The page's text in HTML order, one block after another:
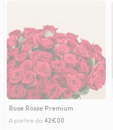
Rose Rosse Premium
A partire da 42€00